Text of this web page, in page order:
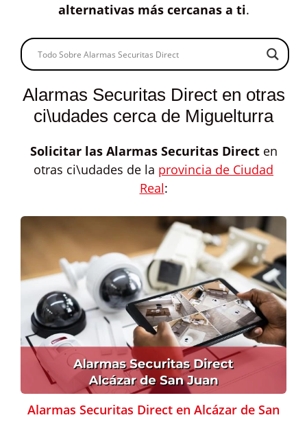
alternativas más cercanas a ti.
Alarmas Securitas Direct en otras
ci\udades cerca de Miguelturra
Solicitar las Alarmas Securitas Directen
otras ci\udades de la provincia de Ciudad
Real:
Alarmas Securitas Direct en Alcázar de San